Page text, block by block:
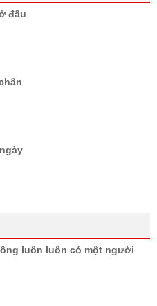
đầu
luôn luôn có một người